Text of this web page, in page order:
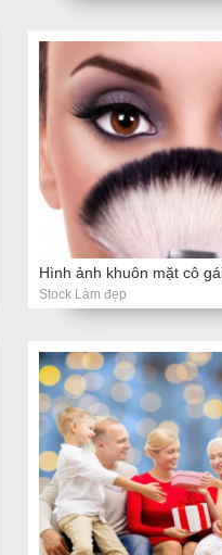
Stock Làm đẹp